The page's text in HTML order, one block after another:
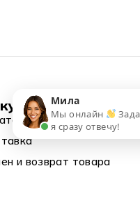
и возврат товара
Мила
Мы онлайн
я сразу отвечу!